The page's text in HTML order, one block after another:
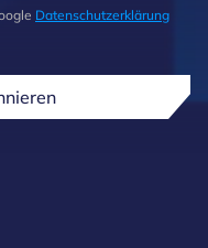
Datenschutzerklärung